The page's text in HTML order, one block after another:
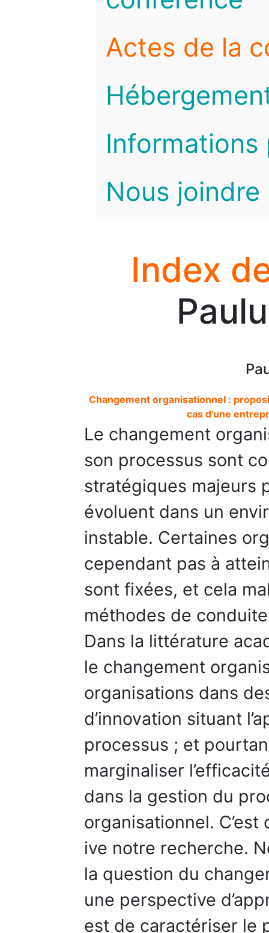
Actes de la
Informations
Nous joindre
Index
Changement organisationnel :
cas d’une
Le changement
son processus sont
stratégiques majeurs
évoluent dans un
instable. Certaines
cependant pas à
sont fixées, et cela
méthodes de
Dans la littérature
le changement
organisations dans
d’innovation situant
processus ; et
marginaliser
dans la gestion du
organisationnel.
ive notre recherche.
la question du
une perspective
est de caractériser le